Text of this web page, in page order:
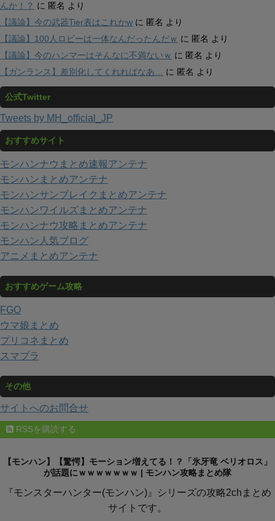
んか！？ に 匿名 より
【議論】今の武器Tier表はこれかw に 匿名 より
【議論】100人ロビーは一体なんだったんだｗ に 匿名 より
【議論】今のハンマーはそんなに不満ないｗ に 匿名 より
【ガンランス】差別化してくれればなあ… に 匿名 より
公式Twitter
Tweets by MH_official_JP
おすすめサイト
モンハンナウまとめ速報アンテナ
モンハンまとめアンテナ
モンハンサンブレイクまとめアンテナ
モンハンワイルズまとめアンテナ
モンハンナウ攻略まとめアンテナ
モンハン人気ブログ
アニメまとめアンテナ
おすすめゲーム攻略
FGO
ウマ娘まとめ
プリコネまとめ
スマブラ
その他
サイトへのお問合せ
RSSを購読する
【モンハン】【驚愕】モーション増えてる！？「氷牙竜 ベリオロス」
が話題にｗｗｗｗｗｗｗ | モンハン攻略まとめ隊
『モンスターハンター(モンハン)』シリーズの攻略2chまとめ
サイトです。